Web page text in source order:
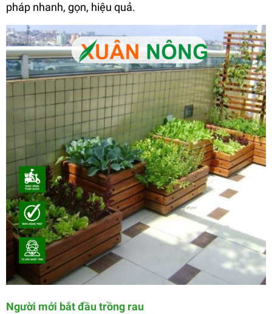
pháp nhanh, gọn, hiệu quả.
Người mới bắt đầu trồng rau